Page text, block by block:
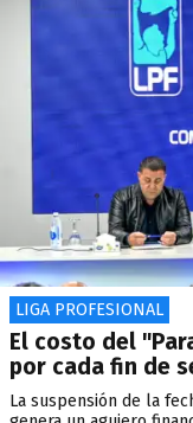
LIGA PROFESIONAL
El costo del
por cada fin de
La suspensión de la